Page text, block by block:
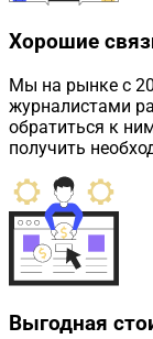
Хорошие
Мы на рынке с
журналистами
обратиться к
получить
Выгодная